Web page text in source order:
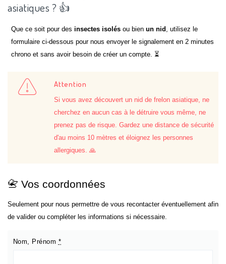
asiatiques ? 👍
Que ce soit pour desinsectes isolés ou bienun nid , utilisez le
formulaire ci-dessous pour nous envoyer le signalement en 2 minutes
chrono et sans avoir besoin de créer un compte. ⏳
Attention
Si vous avez découvert un nid de frelon asiatique, ne
cherchez en aucun cas à le détruire vous même, ne
prenez pas de risque. Gardez une distance de sécurité
d'au moins 10 mètres et éloignez les personnes
allergiques. 🙏
📇 Vos coordonnées
Seulement pour nous permettre de vous recontacter éventuellement afin
de valider ou compléter les informations si nécessaire.
Nom, Prénom *